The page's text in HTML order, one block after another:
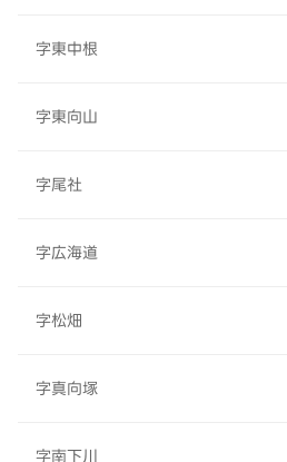
字東中根
字東向山
字尾社
字広海道
字松畑
字真向塚
字南下川